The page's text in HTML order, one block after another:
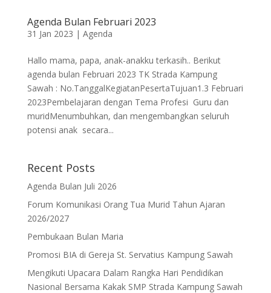
Agenda Bulan Februari 2023
31 Jan 2023 | Agenda
Hallo mama, papa, anak-anakku terkasih.. Berikut
agenda bulan Februari 2023 TK Strada Kampung
Sawah : No.TanggalKegiatanPesertaTujuan1.3 Februari
2023Pembelajaran dengan Tema Profesi Guru dan
muridMenumbuhkan, dan mengembangkan seluruh
potensi anak secara...
Recent Posts
Agenda Bulan Juli 2026
Forum Komunikasi Orang Tua Murid Tahun Ajaran
2026/2027
Pembukaan Bulan Maria
Promosi BIA di Gereja St. Servatius Kampung Sawah
Mengikuti Upacara Dalam Rangka Hari Pendidikan
Nasional Bersama Kakak SMP Strada Kampung Sawah